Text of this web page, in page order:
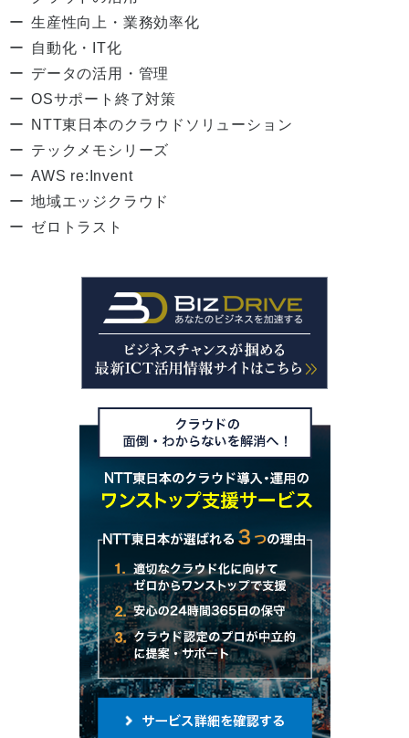
生産性向上・業務効率化
自動化・IT化
データの活用・管理
OSサポート終了対策
NTT東日本のクラウドソリューション
テックメモシリーズ
AWS re:Invent
地域エッジクラウド
ゼロトラスト